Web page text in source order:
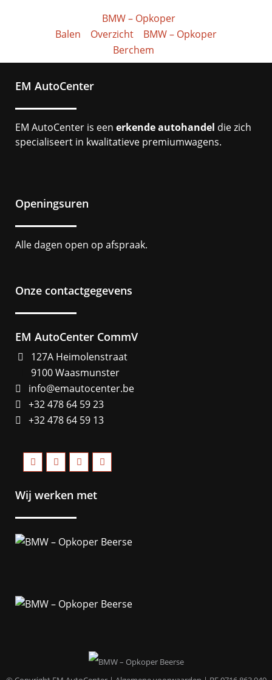
BMW – Opkoper
Balen
Overzicht
BMW – Opkoper
Berchem
EM AutoCenter
EM AutoCenter is een erkende autohandel die zich
specialiseert in kwalitatieve premiumwagens.
Openingsuren
Alle dagen open op afspraak.
Onze contactgegevens
EM AutoCenter CommV
127A Heimolenstraat
9100 Waasmunster
info@emautocenter.be
+32 478 64 59 23
+32 478 64 59 13
Wij werken met